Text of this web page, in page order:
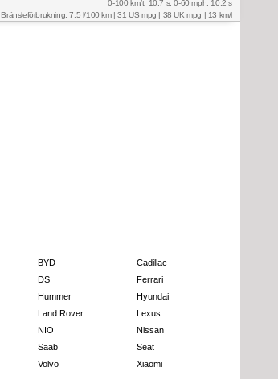
0-100 km/t: 10.7 s, 0-60 mph: 10.2 s
Bränsleförbrukning: 7.5 l/100 km | 31 US mpg | 38 UK mpg | 13 km/l
BYD
Cadillac
DS
Ferrari
Hummer
Hyundai
Land Rover
Lexus
NIO
Nissan
Saab
Seat
Volvo
Xiaomi